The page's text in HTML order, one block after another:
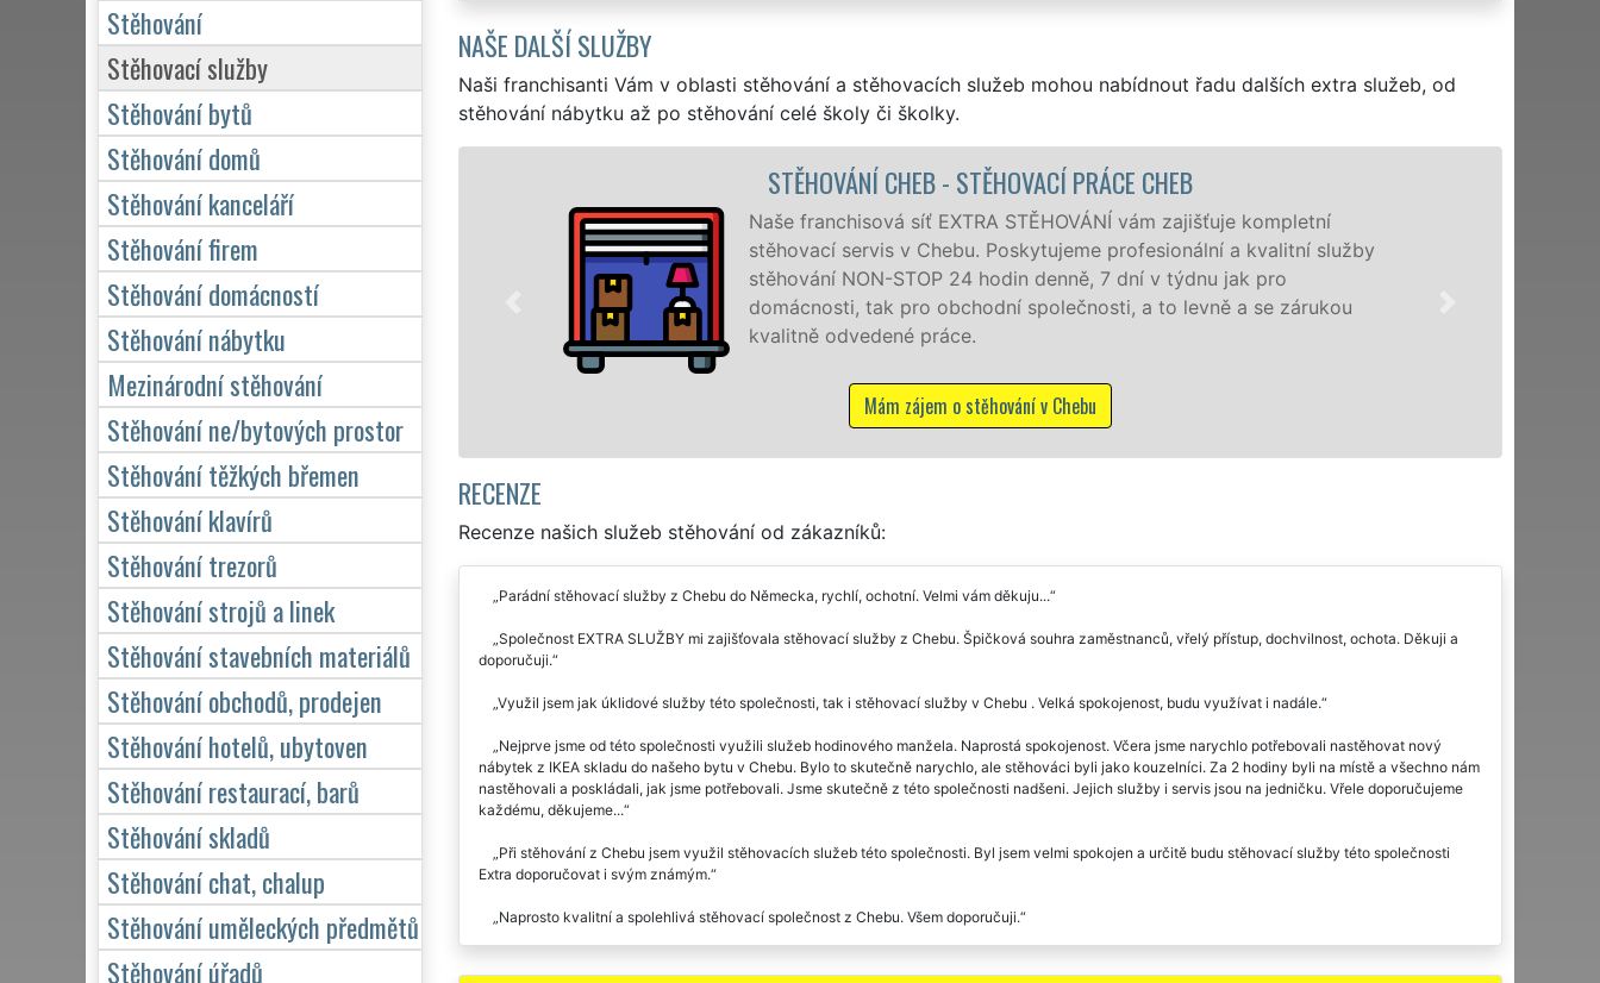
NAŠE DALŠÍ SLUŽBY
Naši franchisanti Vám v oblasti stěhování a stěhovacích služeb mohou nabídnout řadu dalších extra služeb, od
stěhování nábytku až po stěhování celé školy či školky.
STĚHOVÁNÍ CHEB - STĚHOVACÍ PRÁCE CHEB
Naše franchisová síť EXTRA STĚHOVÁNÍ vám zajišťuje kompletní
stěhovací servis v Chebu. Poskytujeme profesionální a kvalitní služby
stěhování NON-STOP 24 hodin denně, 7 dní v týdnu jak pro
domácnosti, tak pro obchodní společnosti, a to levně a se zárukou
kvalitně odvedené práce.
Mám zájem o stěhování v Chebu
RECENZE
Recenze našich služeb stěhování od zákazníků:
Parádní stěhovací služby z Chebu do Německa, rychlí, ochotní. Velmi vám děkuju...
Společnost EXTRA SLUŽBY mi zajišťovala stěhovací služby z Chebu. Špičková souhra zaměstnanců, vřelý přístup, dochvilnost, ochota. Děkuji a
doporučuji.
Využil jsem jak úklidové služby této společnosti, tak i stěhovací služby v Chebu . Velká spokojenost, budu využívat i nadále.
Nejprve jsme od této společnosti využili služeb hodinového manžela. Naprostá spokojenost. Včera jsme narychlo potřebovali nastěhovat nový
nábytek z IKEA skladu do našeho bytu v Chebu. Bylo to skutečně narychlo, ale stěhováci byli jako kouzelníci. Za 2 hodiny byli na místě a všechno nám
nastěhovali a poskládali, jak jsme potřebovali. Jsme skutečně z této společnosti nadšeni. Jejich služby i servis jsou na jedničku. Vřele doporučujeme
každému, děkujeme...
Při stěhování z Chebu jsem využil stěhovacích služeb této společnosti. Byl jsem velmi spokojen a určitě budu stěhovací služby této společnosti
Extra doporučovat i svým známým.
Naprosto kvalitní a spolehlivá stěhovací společnost z Chebu. Všem doporučuji.
Stěhování
Stěhovací služby
Stěhování bytů
Stěhování domů
Stěhování kanceláří
Stěhování firem
Stěhování domácností
Stěhování nábytku
Mezinárodní stěhování
Stěhování ne/bytových prostor
Stěhování těžkých břemen
Stěhování klavírů
Stěhování trezorů
Stěhování strojů a linek
Stěhování stavebních materiálů
Stěhování obchodů, prodejen
Stěhování hotelů, ubytoven
Stěhování restaurací, barů
Stěhování skladů
Stěhování chat, chalup
Stěhování uměleckých předmětů
Stěhování úřadů